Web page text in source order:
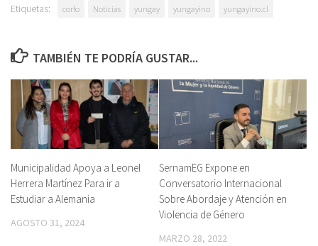
Etiquetas: corfo Noticias yungay yungayino yungayino.cl
TAMBIÉN TE PODRÍA GUSTAR...
Municipalidad Apoya a Leonel
Herrera Martínez Para ir a
Estudiar a Alemania
AGOSTO 31, 2024
SernamEG Expone en
Conversatorio Internacional
Sobre Abordaje y Atención en
Violencia de Género
MARZO 28, 2022